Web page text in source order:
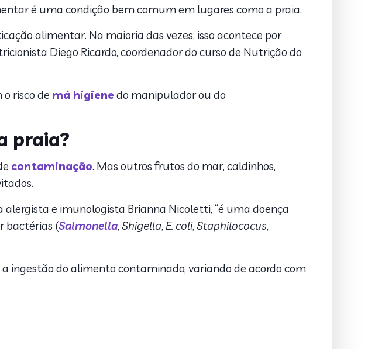
é uma condição bem comum em lugares como a praia.
alimentar. Na maioria das vezes, isso acontece por
Diego Ricardo, coordenador do curso de Nutrição do
risco de má higiene do manipulador ou do
praia?
contaminação. Mas outros frutos do mar, caldinhos,
e imunologista Brianna Nicoletti, “é uma doença
bactérias (Salmonella, Shigella, E. coli, Staphilococus,
ingestão do alimento contaminado, variando de acordo com